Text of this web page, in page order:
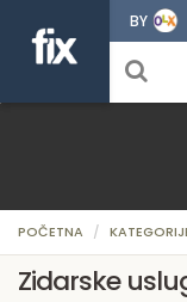
BY
POČETNA
Zidarske